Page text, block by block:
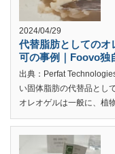
2024/04/29
代替脂肪としてのオ
可の事例｜Foovo独
出典：Perfat
い固体脂肪の代替品とし
オレオゲルは一般に、植